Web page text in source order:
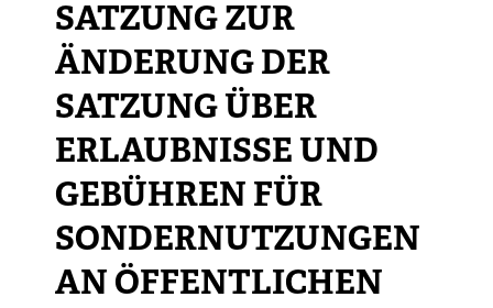
SATZUNG ZUR
ÄNDERUNG DER
SATZUNG ÜBER
ERLAUBNISSE UND
GEBÜHREN FÜR
SONDERNUTZUNGEN
AN ÖFFENTLICHEN